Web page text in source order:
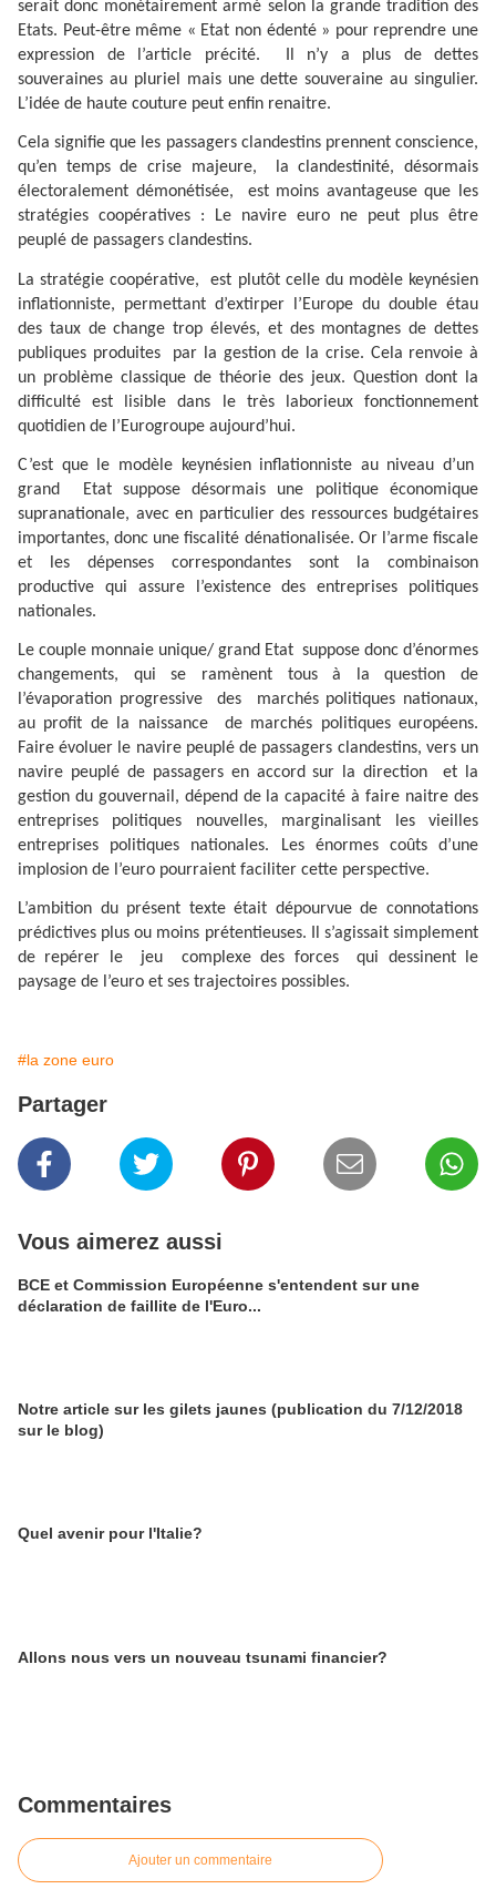
serait donc monétairement armé selon la grande tradition des
Etats. Peut-être même « Etat non édenté » pour reprendre une
expression de l’article précité.
Il n’y a plus de dettes
souveraines au pluriel mais une dette souveraine au singulier.
L’idée de haute couture peut enfin renaitre.
Cela signifie que les passagers clandestins prennent conscience,
qu’en temps de crise majeure,
la clandestinité, désormais
électoralement démonétisée,
est moins avantageuse que les
stratégies coopératives : Le navire euro ne peut plus être
peuplé de passagers clandestins.
La stratégie coopérative,
est plutôt celle du modèle keynésien
inflationniste, permettant d’extirper l’Europe du double étau
des taux de change trop élevés, et des montagnes de dettes
publiques produites
par la gestion de la crise. Cela renvoie à
un problème classique de théorie des jeux. Question dont la
difficulté est lisible dans le très laborieux fonctionnement
quotidien de l’Eurogroupe aujourd’hui.
C’est que le modèle keynésien inflationniste au niveau d’un
grand
Etat suppose désormais une politique économique
supranationale, avec en particulier des ressources budgétaires
importantes, donc une fiscalité dénationalisée. Or l’arme fiscale
et les dépenses correspondantes sont la combinaison
productive qui assure l’existence des entreprises politiques
nationales.
Le couple monnaie unique/ grand Etat suppose donc d’énormes
changements, qui se ramènent tous à la question de
l’évaporation progressive
des
marchés politiques nationaux,
au profit de la naissance
de marchés politiques européens.
Faire évoluer le navire peuplé de passagers clandestins, vers un
navire peuplé de passagers en accord sur la direction
et la
gestion du gouvernail, dépend de la capacité à faire naitre des
entreprises politiques nouvelles, marginalisant les vieilles
entreprises politiques nationales. Les énormes coûts d’une
implosion de l’euro pourraient faciliter cette perspective.
L’ambition du présent texte était dépourvue de connotations
prédictives plus ou moins prétentieuses. Il s’agissait simplement
de repérer le
jeu complexe des forces
qui dessinent le
paysage de l’euro et ses trajectoires possibles.
#la zone euro
Partager
Vous aimerez aussi
BCE et Commission Européenne s'entendent sur une
déclaration de faillite de l'Euro...
Notre article sur les gilets jaunes (publication du 7/12/2018
sur le blog)
Quel avenir pour l'Italie?
Allons nous vers un nouveau tsunami financier?
Commentaires
Ajouter un commentaire